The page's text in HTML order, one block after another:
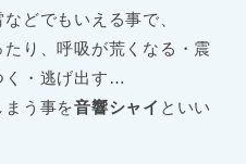
どでもいえる事で、
り、呼吸が荒くなる・震
く・逃げ出す…
まう事を音響シャイ といい